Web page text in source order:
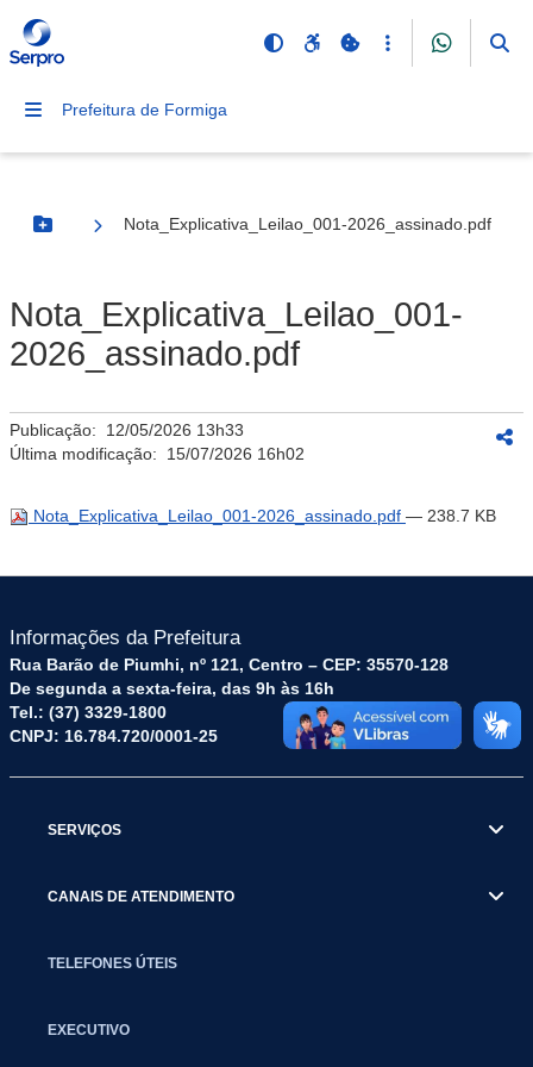
Prefeitura de Formiga
Botão Menu
Nota_Explicativa_Leilao_001-2026_assinado.pdf
Nota_Explicativa_Leilao_001-
2026_assinado.pdf
Publicação: 12/05/2026 13h33
Última modificação: 15/07/2026 16h02
Nota_Explicativa_Leilao_001-2026_assinado.pdf — 238.7 KB
Informações da Prefeitura
Rua Barão de Piumhi, nº 121, Centro – CEP: 35570-128
De segunda a sexta-feira, das 9h às 16h
Tel.: (37) 3329-1800
CNPJ: 16.784.720/0001-25
SERVIÇOS
CANAIS DE ATENDIMENTO
TELEFONES ÚTEIS
EXECUTIVO